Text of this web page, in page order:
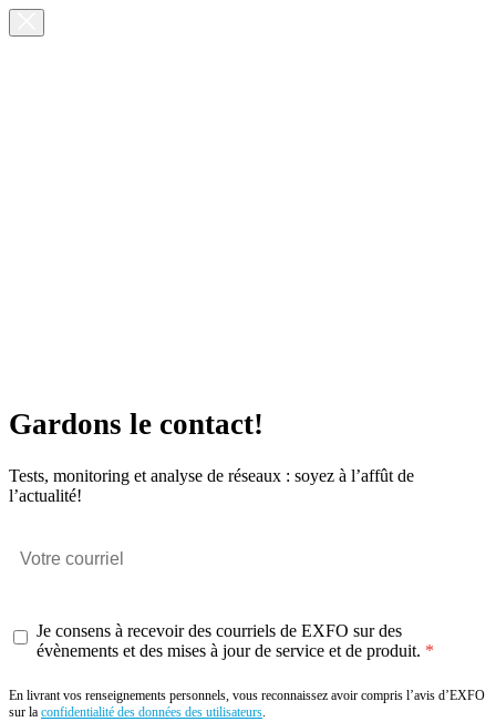
Gardons le contact!
Tests, monitoring et analyse de réseaux : soyez à l’affût de
l’actualité!
Je consens à recevoir des courriels de EXFO sur des
évènements et des mises à jour de service et de produit.
En livrant vos renseignements personnels, vous reconnaissez avoir compris l’avis d’EXFO
sur la confidentialité des données des utilisateurs.